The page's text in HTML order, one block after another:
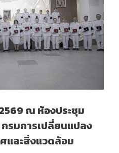
ณ ห้องประชุม
รมการเปลี่ยนแปลง
และสิ่งแวดล้อม